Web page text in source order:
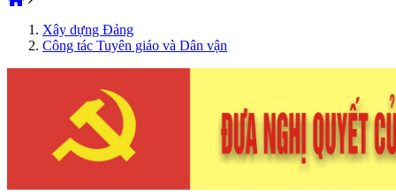
Xây dựng Đảng
Công tác Tuyên giáo và Dân vận